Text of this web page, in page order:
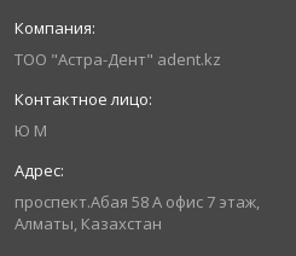
ТОО "Астра-Дент" adent.kz
Ю М
проспект.Абая 58 А офис 7 этаж,
Алматы, Казахстан